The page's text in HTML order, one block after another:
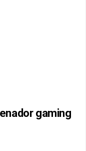
gaming